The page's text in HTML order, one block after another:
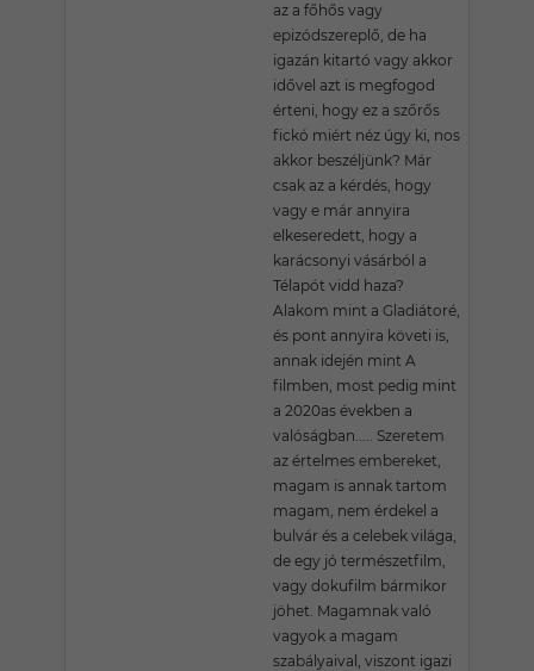
az a főhős vagy
epizódszereplő, de ha
igazán kitartó vagy akkor
idővel azt is megfogod
érteni, hogy ez a szőrős
fickó miért néz úgy ki, nos
akkor beszéljünk? Már
csak az a kérdés, hogy
vagy e már annyira
elkeseredett, hogy a
karácsonyi vásárból a
Télapót vidd haza?
Alakom mint a Gladiátoré,
és pont annyira követi is,
annak idején mint A
filmben, most pedig mint
a 2020as években a
valóságban..... Szeretem
az értelmes embereket,
magam is annak tartom
magam, nem érdekel a
bulvár és a celebek világa,
de egy jó természetfilm,
vagy dokufilm bármikor
jöhet. Magamnak való
vagyok a magam
szabályaival, viszont igazi